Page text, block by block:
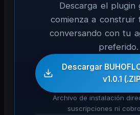
Descarga el plugin
comienza a construir
conversando con tu
preferido.
Descargar
v1.0.1
Archivo de instalación
suscripciones ni